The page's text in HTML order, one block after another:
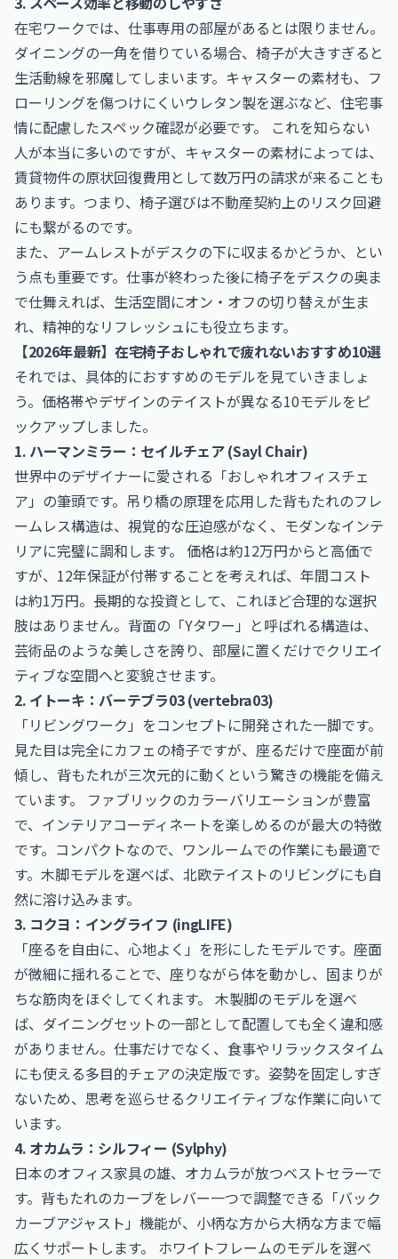
在宅ワークでは、仕事専用の部屋があるとは限りません。
ダイニングの一角を借りている場合、椅子が大きすぎると
生活動線を邪魔してしまいます。キャスターの素材も、フ
ローリングを傷つけにくいウレタン製を選ぶなど、住宅事
情に配慮したスペック確認が必要です。 これを知らない
人が本当に多いのですが、キャスターの素材によっては、
賃貸物件の原状回復費用として数万円の請求が来ることも
あります。つまり、椅子選びは不動産契約上のリスク回避
にも繋がるのです。
また、アームレストがデスクの下に収まるかどうか、とい
う点も重要です。仕事が終わった後に椅子をデスクの奥ま
で仕舞えれば、生活空間にオン・オフの切り替えが生ま
れ、精神的なリフレッシュにも役立ちます。
【2026年最新】在宅椅子おしゃれで疲れないおすすめ10選
それでは、具体的におすすめのモデルを見ていきましょ
う。価格帯やデザインのテイストが異なる10モデルをピ
ックアップしました。
1. ハーマンミラー：セイルチェア (Sayl Chair)
世界中のデザイナーに愛される「おしゃれオフィスチェ
ア」の筆頭です。吊り橋の原理を応用した背もたれのフレ
ームレス構造は、視覚的な圧迫感がなく、モダンなインテ
リアに完璧に調和します。 価格は約12万円からと高価で
すが、12年保証が付帯することを考えれば、年間コスト
は約1万円。長期的な投資として、これほど合理的な選択
肢はありません。背面の「Yタワー」と呼ばれる構造は、
芸術品のような美しさを誇り、部屋に置くだけでクリエイ
ティブな空間へと変貌させます。
2. イトーキ：バーテブラ03 (vertebra03)
「リビングワーク」をコンセプトに開発された一脚です。
見た目は完全にカフェの椅子ですが、座るだけで座面が前
傾し、背もたれが三次元的に動くという驚きの機能を備え
ています。 ファブリックのカラーバリエーションが豊富
で、インテリアコーディネートを楽しめるのが最大の特徴
です。コンパクトなので、ワンルームでの作業にも最適で
す。木脚モデルを選べば、北欧テイストのリビングにも自
然に溶け込みます。
3. コクヨ：イングライフ (ingLIFE)
「座るを自由に、心地よく」を形にしたモデルです。座面
が微細に揺れることで、座りながら体を動かし、固まりが
ちな筋肉をほぐしてくれます。 木製脚のモデルを選べ
ば、ダイニングセットの一部として配置しても全く違和感
がありません。仕事だけでなく、食事やリラックスタイム
にも使える多目的チェアの決定版です。姿勢を固定しすぎ
ないため、思考を巡らせるクリエイティブな作業に向いて
います。
4. オカムラ：シルフィー (Sylphy)
日本のオフィス家具の雄、オカムラが放つベストセラーで
す。背もたれのカーブをレバー一つで調整できる「バック
カーブアジャスト」機能が、小柄な方から大柄な方まで幅
広くサポートします。 ホワイトフレームのモデルを選べ